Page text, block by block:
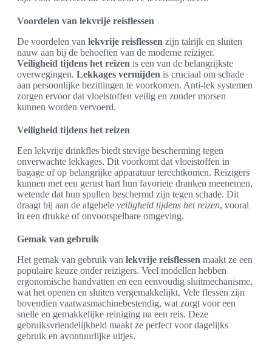
Voordelen van lekvrije reisflessen
De voordelen van lekvrije reisflessen zijn talrijk en sluiten
nauw aan bij de behoeften van de moderne reiziger.
Veiligheid tijdens het reizen is een van de belangrijkste
overwegingen. Lekkages vermijden is cruciaal om schade
aan persoonlijke bezittingen te voorkomen. Anti-lek systemen
zorgen ervoor dat vloeistoffen veilig en zonder morsen
kunnen worden vervoerd.
Veiligheid tijdens het reizen
Een lekvrije drinkfles biedt stevige bescherming tegen
onverwachte lekkages. Dit voorkomt dat vloeistoffen in
bagage of op belangrijke apparatuur terechtkomen. Reizigers
kunnen met een gerust hart hun favoriete dranken meenemen,
wetende dat hun spullen beschermd zijn tegen schade. Dit
draagt bij aan de algehele veiligheid tijdens het reizen, vooral
in een drukke of onvoorspelbare omgeving.
Gemak van gebruik
Het gemak van gebruik van lekvrije reisflessen maakt ze een
populaire keuze onder reizigers. Veel modellen hebben
ergonomische handvatten en een eenvoudig sluitmechanisme,
wat het openen en sluiten vergemakkelijkt. Vele flessen zijn
bovendien vaatwasmachinebestendig, wat zorgt voor een
snelle en gemakkelijke reiniging na een reis. Deze
gebruiksvriendelijkheid maakt ze perfect voor dagelijks
gebruik en avontuurlijke uitjes.